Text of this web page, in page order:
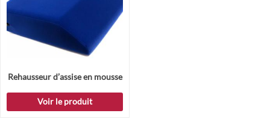
Rehausseur d’assise en mousse
Voir le produit